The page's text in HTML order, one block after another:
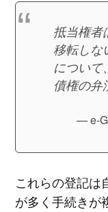
抵当権者
移転しな
について
債権の弁
e-
これらの登記は
が多く手続きが